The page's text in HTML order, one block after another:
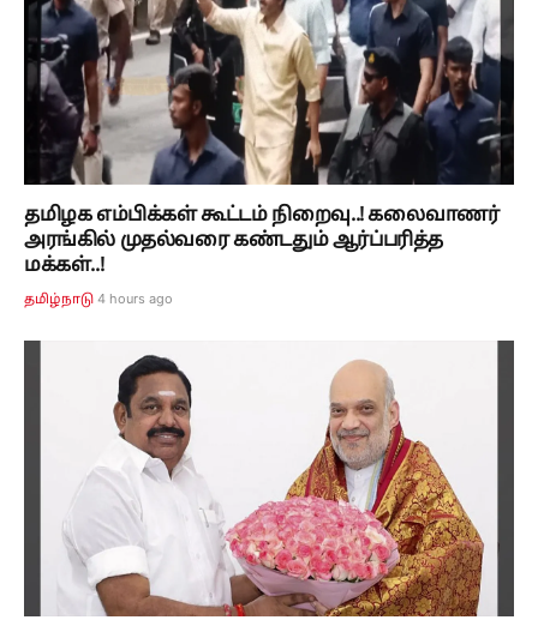
தமிழக எம்பிக்கள் கூட்டம் நிறைவு..! கலைவாணர்
அரங்கில் முதல்வரை கண்டதும் ஆர்ப்பரித்த
மக்கள்..!
தமிழ்நாடு 4 hours ago